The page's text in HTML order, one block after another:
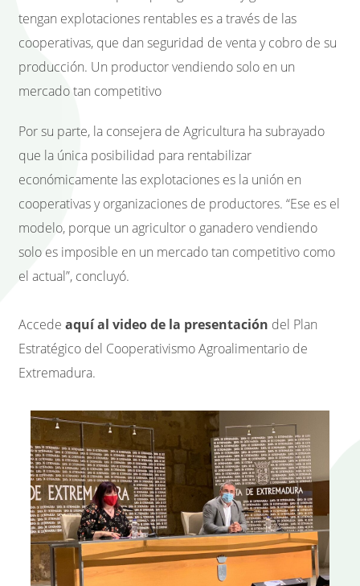
tengan explotaciones rentables es a través de las
cooperativas, que dan seguridad de venta y cobro de su
producción. Un productor vendiendo solo en un
mercado tan competitivo
Por su parte, la consejera de Agricultura ha subrayado
que la única posibilidad para rentabilizar
económicamente las explotaciones es la unión en
cooperativas y organizaciones de productores. “Ese es el
modelo, porque un agricultor o ganadero vendiendo
solo es imposible en un mercado tan competitivo como
el actual”, concluyó.
Accede aquí al video de la presentación del Plan
Estratégico del Cooperativismo Agroalimentario de
Extremadura.